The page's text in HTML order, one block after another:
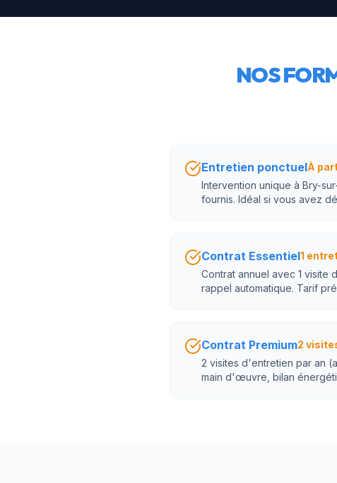
NOS
Entretien ponctuelÀ
Intervention unique à Bry-
fournis. Idéal si vous avez
Contrat Essentiel1
Contrat annuel avec 1
rappel automatique. Tarif
Contrat Premium2
2 visites d'entretien par an
main d'œuvre, bilan